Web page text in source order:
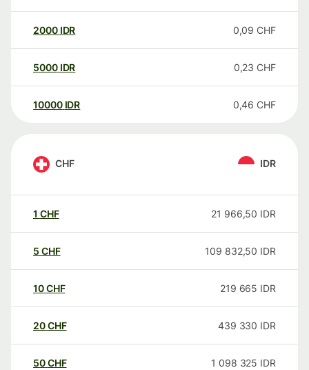
2000 IDR 0,09 CHF
5000 IDR 0,23 CHF
10000 IDR 0,46 CHF
CHF IDR
1 CHF 21 966,50 IDR
5 CHF 109 832,50 IDR
10CHF 219 665 IDR
20CHF 439 330 IDR
50CHF 1 098 325 IDR